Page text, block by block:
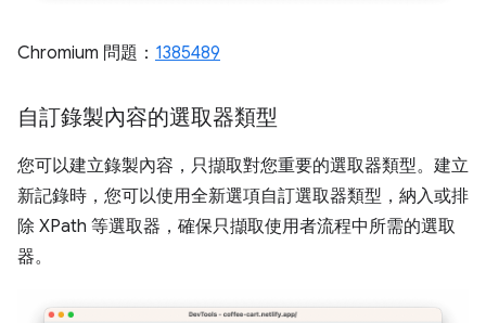
Chromium 問題： 1385489
自訂錄製內容的選取器類型
您可以建立錄製內容，只擷取對您重要的選取器類型。建立
新記錄時，您可以使用全新選項自訂選取器類型，納入或排
除 XPath 等選取器，確保只擷取使用者流程中所需的選取
器。